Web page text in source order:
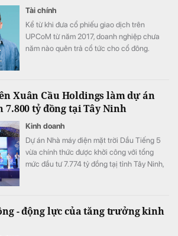
Tài chính
Kể từ khi đưa cổ phiếu giao dịch trên
UPCoM từ năm 2017, doanh nghiệp chưa
năm nào quên trả cổ tức cho cổ đông.
Xuân Cầu Holdings làm dự án
tỷ đồng tại Tây Ninh
Kinh doanh
Dự án Nhà máy điện mặt trời Dầu Tiếng 5
vừa chính thức được khởi công với tổng
mức đầu tư 7.774 tỷ đồng tạị tỉnh Tây Ninh,
- động lực của tăng trưởng kinh